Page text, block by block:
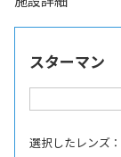
スターマン
選択したレンズ ：